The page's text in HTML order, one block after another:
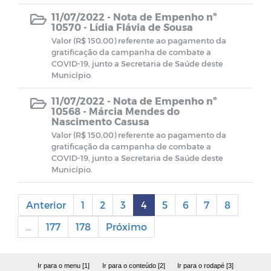
11/07/2022 - Nota de Empenho nº
10570 - Lídia Flávia de Sousa
Valor (R$ 150,00) referente ao pagamento da
gratificação da campanha de combate a
COVID-19, junto a Secretaria de Saúde deste
Município.
11/07/2022 - Nota de Empenho nº
10568 - Márcia Mendes do
Nascimento Casusa
Valor (R$ 150,00) referente ao pagamento da
gratificação da campanha de combate a
COVID-19, junto a Secretaria de Saúde deste
Município.
Anterior 1 2 3 4 5 6 7
8
...
177 178 Próximo
Ir para o menu [1] Ir para o conteúdo [2] Ir para o rodapé [3]